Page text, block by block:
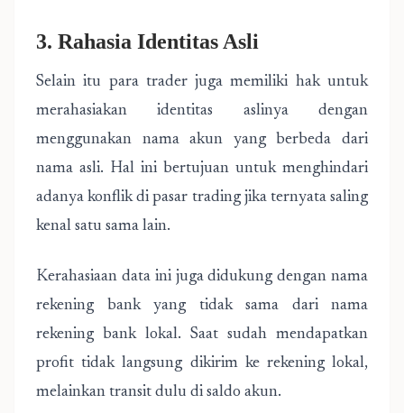
3. Rahasia Identitas Asli
Selain itu para trader juga memiliki hak untuk
merahasiakan identitas aslinya dengan
menggunakan nama akun yang berbeda dari
nama asli. Hal ini bertujuan untuk menghindari
adanya konflik di pasar trading jika ternyata saling
kenal satu sama lain.
Kerahasiaan data ini juga didukung dengan nama
rekening bank yang tidak sama dari nama
rekening bank lokal. Saat sudah mendapatkan
profit tidak langsung dikirim ke rekening lokal,
melainkan transit dulu di saldo akun.